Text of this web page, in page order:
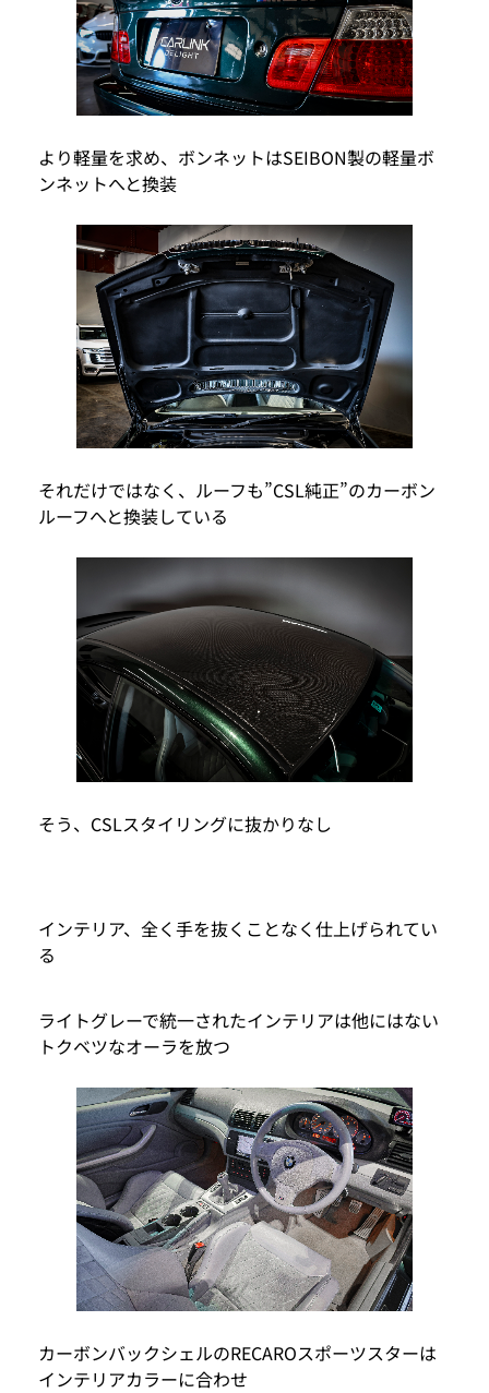
より軽量を求め、ボンネットはSEIBON製の軽量ボ
ンネットへと換装
それだけではなく、ルーフも”CSL純正”のカーボン
ルーフへと換装している
そう、CSLスタイリングに抜かりなし
インテリア、全く手を抜くことなく仕上げられてい
る
ライトグレーで統一されたインテリアは他にはない
トクベツなオーラを放つ
カーボンバックシェルのRECAROスポーツスターは
インテリアカラーに合わせ